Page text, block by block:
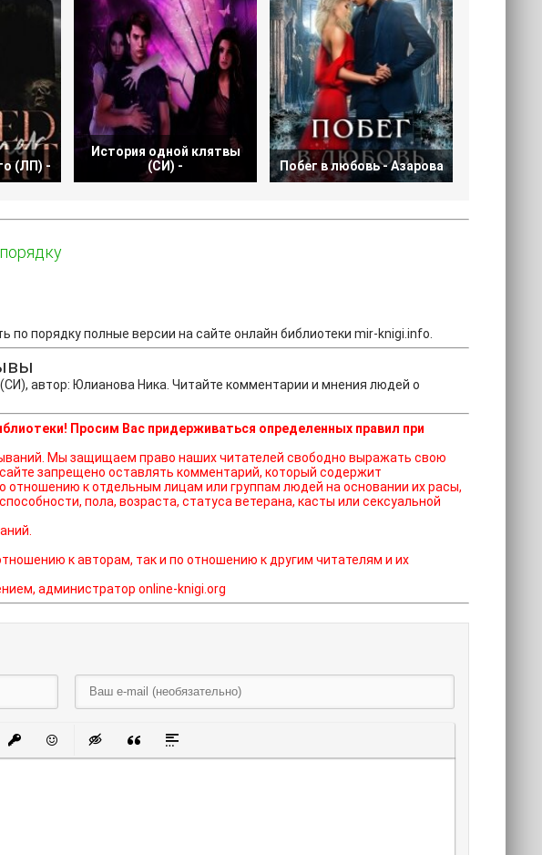
(ЛП) -
История одной клятвы
(СИ) -
Побег в любовь - Азарова
по порядку полные версии на сайте онлайн библиотеки mir-knigi.info.
автор: Юлианова Ника. Читайте комментарии и мнения людей о
Просим Вас придерживаться определенных правил при
свою
запрещено оставлять комментарий, который содержит
отношению к отдельным лицам или группам людей на основании их расы,
пола, возраста, статуса ветерана, касты или сексуальной
к авторам, так и по отношению к другим читателям и их
администратор online-knigi.org
списоксписок
ссылку
Вставить защищенную ссылку
Вставить смайлик
Вставка скрытого текста
Вставка цитаты
Вставка спойлера